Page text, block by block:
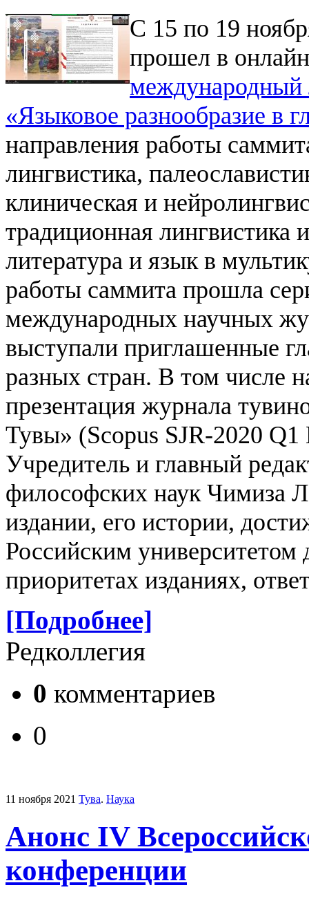
С 15 по 19
прошел в
международный
«Языковое разнообразие в
направления работы
лингвистика,
клиническая и
традиционная лингвистика
литература и язык в
работы саммита прошла
международных научных
выступали приглашенные
разных стран. В том числе
презентация журнала
Тувы» (Scopus SJR-2020
Учредитель и главный
философских наук Чимиза
издании, его истории,
Российским
приоритетах изданиях,
[Подробнее]
Редколлегия
0 комментариев
0
11 ноября 2021 Тува. Наука
Анонс IV
конференции